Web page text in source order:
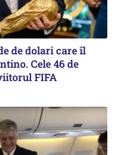
de dolari care îl
Cele 46 de
FIFA